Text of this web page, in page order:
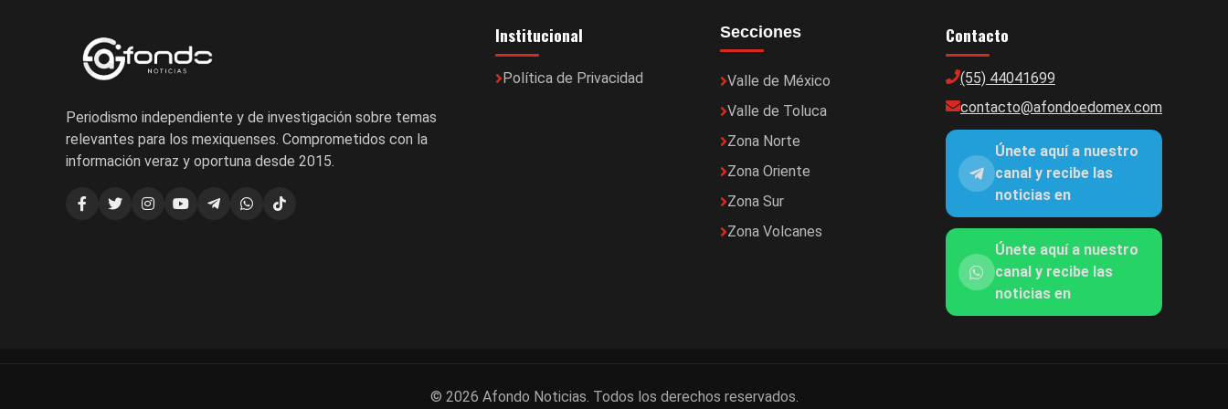
Periodismo independiente y de investigación sobre temas
relevantes para los mexiquenses. Comprometidos con la
información veraz y oportuna desde 2015.
Institucional
Política de Privacidad
Secciones
Valle de México
Valle de Toluca
Zona Norte
Zona Oriente
Zona Sur
Zona Volcanes
Contacto
(55) 44041699
contacto@afondoedomex.com
Únete aquí a nuestro
canal y recibe las
noticias en
Únete aquí a nuestro
canal y recibe las
noticias en
© 2026 Afondo Noticias. Todos los derechos reservados.